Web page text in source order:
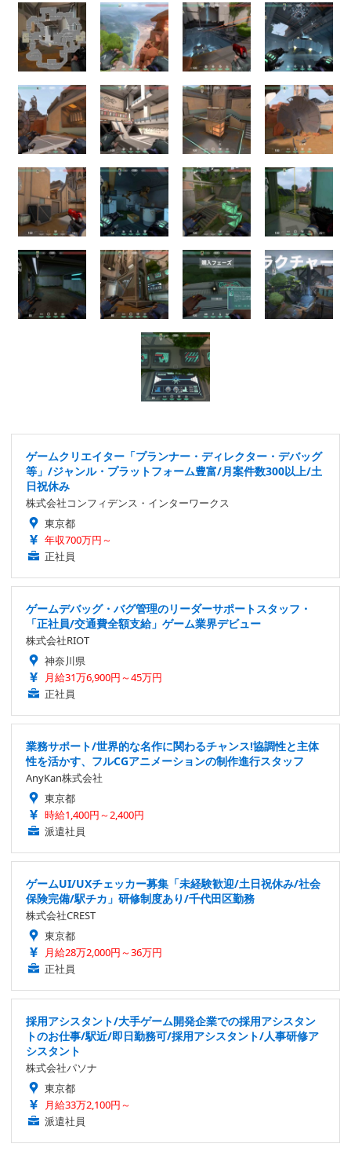
ゲームクリエイター「プランナー・ディレクター・デバッグ
等」/ジャンル・プラットフォーム豊富/月案件数300以上/土
日祝休み
株式会社コンフィデンス・インターワークス
東京都
年収700万円～
正社員
ゲームデバッグ・バグ管理のリーダーサポートスタッフ・
「正社員/交通費全額支給」ゲーム業界デビュー
株式会社RIOT
神奈川県
月給31万6,900円～45万円
正社員
業務サポート/世界的な名作に関わるチャンス!協調性と主体
性を活かす、フルCGアニメーションの制作進行スタッフ
AnyKan株式会社
東京都
時給1,400円～2,400円
派遣社員
ゲームUI/UXチェッカー募集「未経験歓迎/土日祝休み/社会
保険完備/駅チカ」研修制度あり/千代田区勤務
株式会社CREST
東京都
月給28万2,000円～36万円
正社員
採用アシスタント/大手ゲーム開発企業での採用アシスタン
トのお仕事/駅近/即日勤務可/採用アシスタント/人事研修ア
シスタント
株式会社パソナ
東京都
月給33万2,100円～
派遣社員